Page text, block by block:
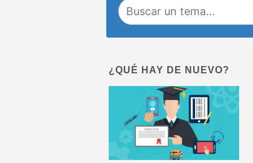
¿QUÉ HAY DE NUEVO?